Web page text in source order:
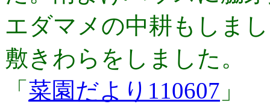
エダマメの中耕もしま
敷きわらをしました。
「 菜園だより110607 」